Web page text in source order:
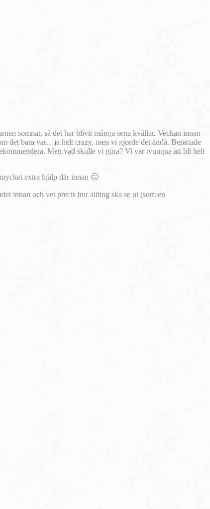
somnat, så det har blivit många sena kvällar. Veckan innan
det bara var…ja helt crazy, men vi gjorde det ändå. Berättade
Men vad skulle vi göra? Vi var tvungna att bli helt
extra hjälp där innan 🙂
innan och vet precis hur allting ska se ut (som en